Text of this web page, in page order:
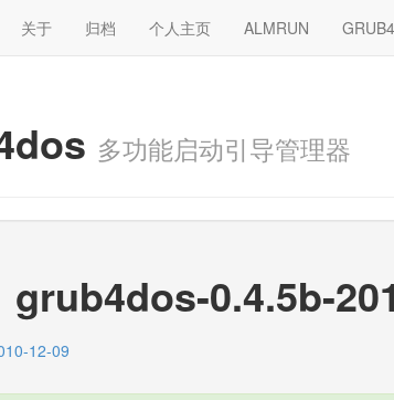
关于 归档 个人主页 ALMRUN
多功能启动引导管理器
grub4dos-0.4.5b-
12-09